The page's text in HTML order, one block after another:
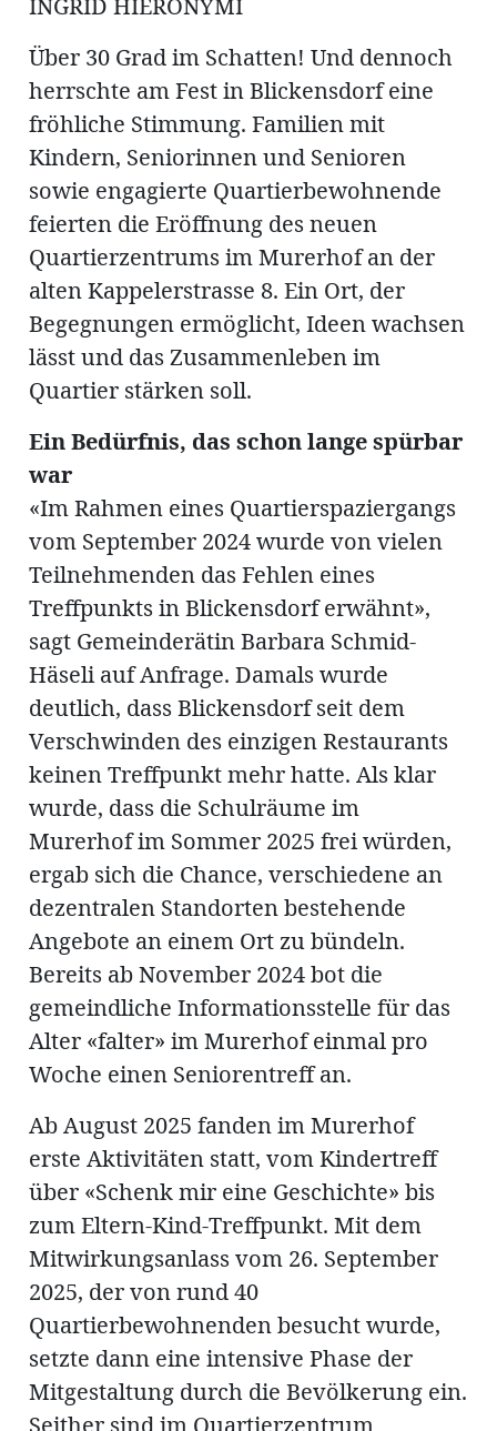
Über 30 Grad im Schatten! Und dennoch
herrschte am Fest in Blickensdorf eine
fröhliche Stimmung. Familien mit
Kindern, Seniorinnen und Senioren
sowie engagierte Quartierbewohnende
feierten die Eröffnung des neuen
Quartierzentrums im Murerhof an der
alten Kappelerstrasse 8. Ein Ort, der
Begegnungen ermöglicht, Ideen wachsen
lässt und das Zusammenleben im
Quartier stärken soll.
Ein Bedürfnis, das schon lange spürbar
war
«Im Rahmen eines Quartierspaziergangs
vom September 2024 wurde von vielen
Teilnehmenden das Fehlen eines
Treffpunkts in Blickensdorf erwähnt»,
sagt Gemeinderätin Barbara Schmid-
Häseli auf Anfrage. Damals wurde
deutlich, dass Blickensdorf seit dem
Verschwinden des einzigen Restaurants
keinen Treffpunkt mehr hatte. Als klar
wurde, dass die Schulräume im
Murerhof im Sommer 2025 frei würden,
ergab sich die Chance, verschiedene an
dezentralen Standorten bestehende
Angebote an einem Ort zu bündeln.
Bereits ab November 2024 bot die
gemeindliche Informationsstelle für das
Alter «falter» im Murerhof einmal pro
Woche einen Seniorentreff an.
Ab August 2025 fanden im Murerhof
erste Aktivitäten statt, vom Kindertreff
über «Schenk mir eine Geschichte» bis
zum Eltern-Kind-Treffpunkt. Mit dem
Mitwirkungsanlass vom 26. September
2025, der von rund 40
Quartierbewohnenden besucht wurde,
setzte dann eine intensive Phase der
Mitgestaltung durch die Bevölkerung ein.
Seither sind im Quartierzentrum